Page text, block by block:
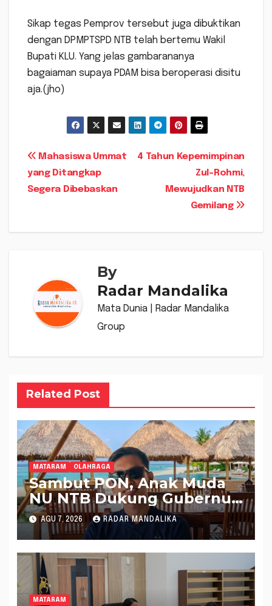
Sikap tegas Pemprov tersebut juga dibuktikan
dengan DPMPTSPD NTB telah bertemu Wakil
Bupati KLU. Yang jelas gambarananya
bagaiaman supaya PDAM bisa beroperasi disitu
aja.(jho)
Navigasi
pos
4 Tahun Kepemimpinan
Zul-Rohmi,
Mewujudkan NTB
Gemilang
Mahasiswa Ummat
yang Ditangkap
Segera Dibebaskan
By
Radar Mandalika
Mata Dunia | Radar Mandalika
Group
Related Post
MATARAM OLAHRAGA
Sambut PON, Anak Muda
NU NTB Dukung Gubernur
Pimpin KONI NTB
AGU 7, 2026 RADAR MANDALIKA
MATARAM